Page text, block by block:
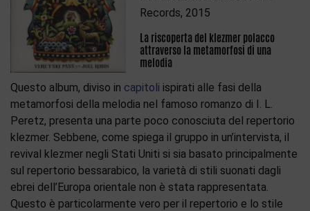
Records, 2015
La riscoperta del klezmer polacco
attraverso la metamorfosi di una
melodia
Questo album, diviso in capitoli ispirati alle fasi della
metamorfosi della melodia nel famoso romanzo di I. L.
Peretz, presenta una parte poco conosciuta del repertorio
klezmer. Sebbene, come spiega il gruppo in un’intervista, il
revival klezmer negli Stati Uniti si sia basato principalmente
sul repertorio bessarabico, la varietà di stili suonati dagli
ebrei dell’Europa orientale non è stata rappresentata.
Questo è particolarmente vero per il repertorio e lo stile